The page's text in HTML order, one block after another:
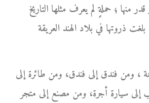
منها ؛ حملةٍ لم يعرف مثلها التاريخ
ذروتها في بلاد الهند العريقة
، ومن فندق إلى فندق، ومن طائرة إلى
سيارة أجرة، ومن مصنع إلى متجر